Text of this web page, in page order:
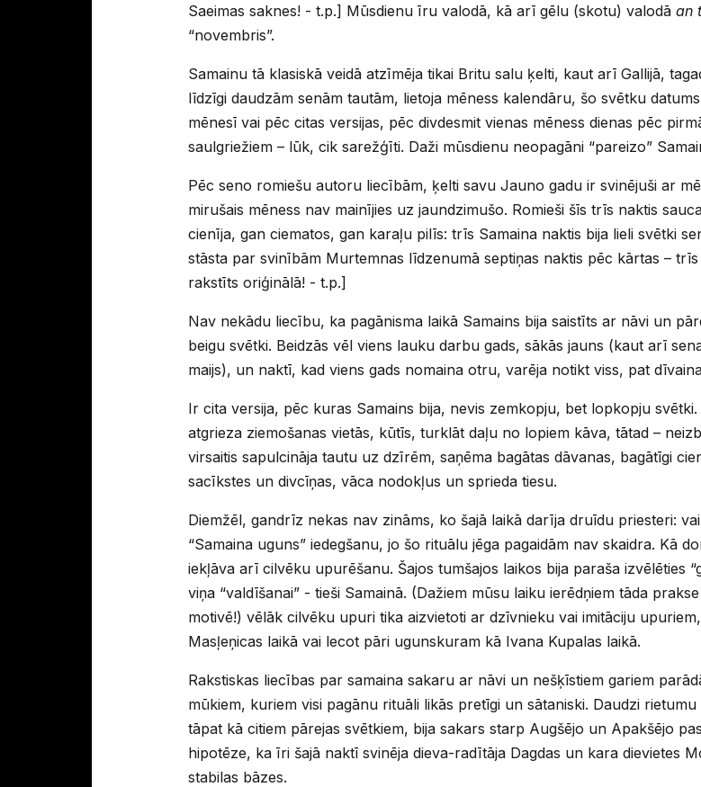
Saeimas saknes! - t.p.] Mūsdienu īru valodā, kā arī gēlu (skotu) valodā an
“novembris”.
Samainu tā klasiskā veidā atzīmēja tikai Britu salu ķelti, kaut arī Gallijā,
līdzīgi daudzām senām tautām, lietoja mēness kalendāru, šo svētku
mēnesī vai pēc citas versijas, pēc divdesmit vienas mēness dienas pēc
saulgriežiem – lūk, cik sarežģīti. Daži mūsdienu neopagāni “pareizo”
Pēc seno romiešu autoru liecībām, ķelti savu Jauno gadu ir svinējuši ar
mirušais mēness nav mainījies uz jaundzimušo. Romieši šīs trīs naktis
cienīja, gan ciematos, gan karaļu pilīs: trīs Samaina naktis bija lieli svētki
stāsta par svinībām Murtemnas līdzenumā septiņas naktis pēc kārtas –
rakstīts oriģinālā! - t.p.]
Nav nekādu liecību, ka pagānisma laikā Samains bija saistīts ar nāvi un
beigu svētki. Beidzās vēl viens lauku darbu gads, sākās jauns (kaut arī
maijs), un naktī, kad viens gads nomaina otru, varēja notikt viss, pat
Ir cita versija, pēc kuras Samains bija, nevis zemkopju, bet lopkopju
atgrieza ziemošanas vietās, kūtīs, turklāt daļu no lopiem kāva, tātad –
virsaitis sapulcināja tautu uz dzīrēm, saņēma bagātas dāvanas, bagātīgi
sacīkstes un divcīņas, vāca nodokļus un sprieda tiesu.
Diemžēl, gandrīz nekas nav zināms, ko šajā laikā darīja druīdu priesteri:
“Samaina uguns” iedegšanu, jo šo rituālu jēga pagaidām nav skaidra. Kā
iekļāva arī cilvēku upurēšanu. Šajos tumšajos laikos bija paraša izvēlēties
viņa “valdīšanai” - tieši Samainā. (Dažiem mūsu laiku ierēdņiem tāda
motivē!) vēlāk cilvēku upuri tika aizvietoti ar dzīvnieku vai imitāciju
Masļeņicas laikā vai lecot pāri ugunskuram kā Ivana Kupalas laikā.
Rakstiskas liecības par samaina sakaru ar nāvi un nešķīstiem gariem
mūkiem, kuriem visi pagānu rituāli likās pretīgi un sātaniski. Daudzi
tāpat kā citiem pārejas svētkiem, bija sakars starp Augšējo un Apakšējo
hipotēze, ka īri šajā naktī svinēja dieva-radītāja Dagdas un kara dievietes
stabilas bāzes.